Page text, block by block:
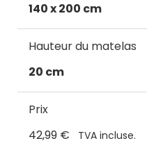
140 x 200 cm
Hauteur du matelas
20 cm
Prix
42,99 €
TVA incluse.